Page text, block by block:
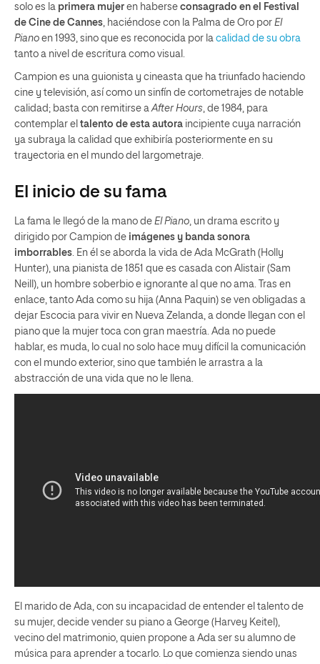
solo es la primera mujer en haberse consagrado en el Festival
de Cine de Cannes, haciéndose con la Palma de Oro por El
Piano en 1993, sino que es reconocida por la calidad de su obra
tanto a nivel de escritura como visual.
Campion es una guionista y cineasta que ha triunfado haciendo
cine y televisión, así como un sinfín de cortometrajes de notable
calidad; basta con remitirse aAfter Hours, de 1984, para
contemplar el talento de esta autora incipiente cuya narración
ya subraya la calidad que exhibiría posteriormente en su
trayectoria en el mundo del largometraje.
El inicio de su fama
La fama le llegó de la mano de El Piano, un drama escrito y
dirigido por Campion de imágenes y banda sonora
imborrables. En él se aborda la vida de Ada McGrath (Holly
Hunter), una pianista de 1851 que es casada con Alistair (Sam
Neill), un hombre soberbio e ignorante al que no ama. Tras en
enlace, tanto Ada como su hija (Anna Paquin) se ven obligadas a
dejar Escocia para vivir en Nueva Zelanda, a donde llegan con el
piano que la mujer toca con gran maestría. Ada no puede
hablar, es muda, lo cual no solo hace muy difícil la comunicación
con el mundo exterior, sino que también le arrastra a la
abstracción de una vida que no le llena.
El marido de Ada, con su incapacidad de entender el talento de
su mujer, decide vender su piano a George (Harvey Keitel),
vecino del matrimonio, quien propone a Ada ser su alumno de
música para aprender a tocarlo. Lo que comienza siendo unas